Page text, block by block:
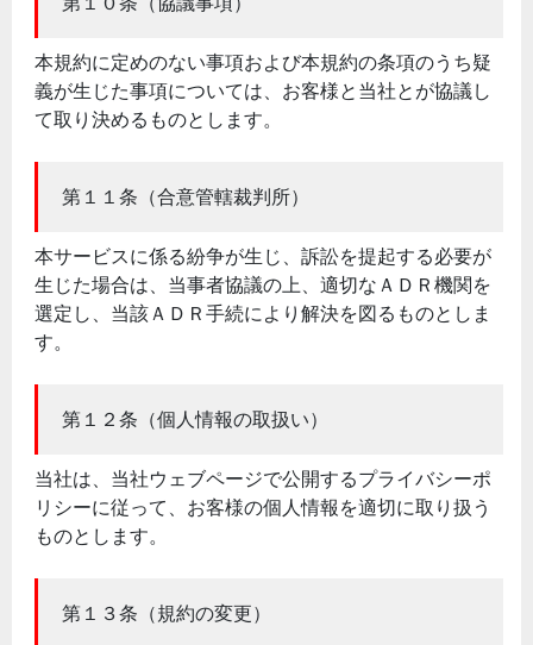
本規約に定めのない事項および本規約の条項のうち疑
義が生じた事項については、お客様と当社とが協議し
て取り決めるものとします。
第１１条（合意管轄裁判所）
本サービスに係る紛争が生じ、訴訟を提起する必要が
生じた場合は、当事者協議の上、適切なＡＤＲ機関を
選定し、当該ＡＤＲ手続により解決を図るものとしま
す。
第１２条（個人情報の取扱い）
当社は、当社ウェブページで公開するプライバシーポ
リシーに従って、お客様の個人情報を適切に取り扱う
ものとします。
第１３条（規約の変更）